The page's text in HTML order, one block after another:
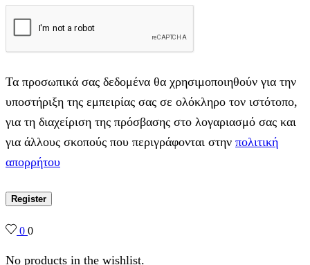
Τα προσωπικά σας δεδομένα θα χρησιμοποιηθούν για την
υποστήριξη της εμπειρίας σας σε ολόκληρο τον ιστότοπο,
για τη διαχείριση της πρόσβασης στο λογαριασμό σας και
για άλλους σκοπούς που περιγράφονται στην πολιτική
απορρήτου
Register
0 0
No products in the wishlist.